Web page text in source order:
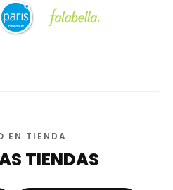
EN TIENDA
TIENDAS